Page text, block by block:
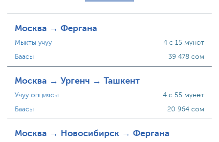
Москва → Фергана
Мыкты учуу
Баасы
4 с 15 мүнөт
39 478 сом
Москва → Ургенч → Ташкент
Учуу опциясы
Баасы
4 с 55 мүнөт
20 964 сом
Москва → Новосибирск → Фергана